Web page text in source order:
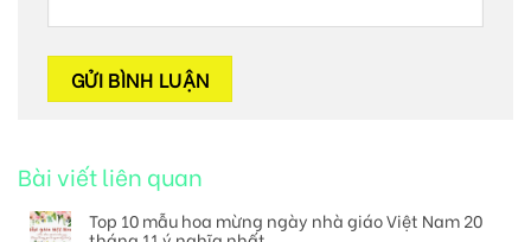
Bài viết liên quan
Top 10 mẫu hoa mừng ngày nhà giáo Việt Nam 20